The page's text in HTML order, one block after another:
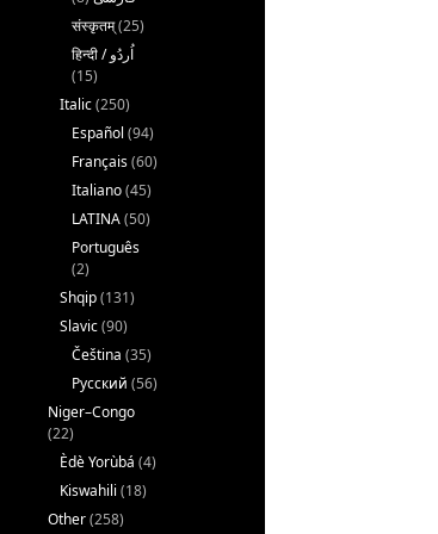
संस्कृतम्(25)
(15)
Italic(250)
Español (94)
Français(60)
Italiano(45)
LATINA(50)
Português
(2)
Shqip(131)
Slavic(90)
Čeština (35)
Русский (56)
Niger–Congo
(22)
Èdè Yorùbá (4)
Kiswahili (18)
Other(258)